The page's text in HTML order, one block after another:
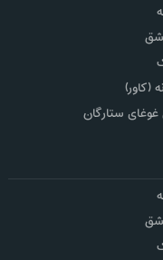
(کاور)
غوغای ستارگان